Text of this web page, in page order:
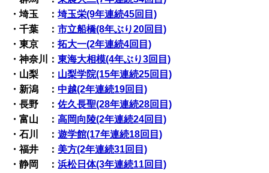
・埼玉 ：埼玉栄(9年連続45回目)
・千葉 ：市立船橋(8年ぶり20回目)
・東京 ：拓大一(2年連続4回目)
・神奈川：東海大相模(4年ぶり3回目)
・山梨 ： 山梨学院(15年連続25回目)
・新潟 ：中越(2年連続19回目)
・長野 ：佐久長聖(28年連続28回目)
・富山 ：高岡向陵(2年連続24回目)
・石川 ：遊学館(17年連続18回目)
・福井 ： 美方(2年連続31回目)
・静岡 ：浜松日体(3年連続11回目)